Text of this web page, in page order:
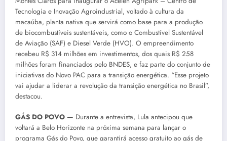
Tecnologia e Inovação Agroindustrial, voltado à cultura da
macaúba, planta nativa que servirá como base para a produção
de biocombustíveis sustentáveis, como o Combustível Sustentável
de Aviação (SAF) e Diesel Verde (HVO). O empreendimento
recebeu R$ 314 milhões em investimentos, dos quais R$ 258
milhões foram financiados pelo BNDES, e faz parte do conjunto de
iniciativas do Novo PAC para a transição energética. “Esse projeto
vai ajudar a liderar a revolução da transição energética no Brasil”,
destacou.
GÁS DO POVO — Durante a entrevista, Lula antecipou que
voltará a Belo Horizonte na próxima semana para lançar o
programa Gás do Povo, que garantirá acesso gratuito ao gás de